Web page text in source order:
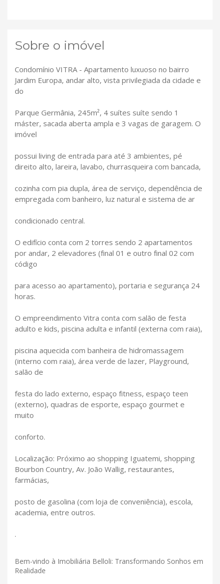
Sobre o imóvel
Condomínio VITRA - Apartamento luxuoso no bairro
Jardim Europa, andar alto, vista privilegiada da cidade e
do
Parque Germânia, 245m², 4 suítes suíte sendo 1
máster, sacada aberta ampla e 3 vagas de garagem. O
imóvel
possui living de entrada para até 3 ambientes, pé
direito alto, lareira, lavabo, churrasqueira com bancada,
cozinha com pia dupla, área de serviço, dependência de
empregada com banheiro, luz natural e sistema de ar
condicionado central.
O edifício conta com 2 torres sendo 2 apartamentos
por andar, 2 elevadores (final 01 e outro final 02 com
código
para acesso ao apartamento), portaria e segurança 24
horas.
O empreendimento Vitra conta com salão de festa
adulto e kids, piscina adulta e infantil (externa com raia),
piscina aquecida com banheira de hidromassagem
(interno com raia), área verde de lazer, Playground,
salão de
festa do lado externo, espaço fitness, espaço teen
(externo), quadras de esporte, espaço gourmet e
muito
conforto.
Localização: Próximo ao shopping Iguatemi, shopping
Bourbon Country, Av. João Wallig, restaurantes,
farmácias,
posto de gasolina (com loja de conveniência), escola,
academia, entre outros.
.
Bem-vindo à Imobiliária Belloli: Transformando Sonhos em
Realidade